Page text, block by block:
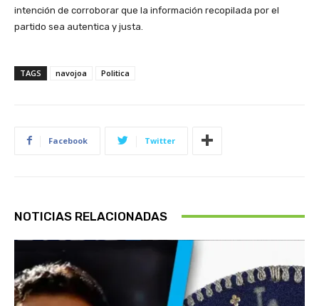
intención de corroborar que la información recopilada por el
partido sea autentica y justa.
TAGS navojoa Politica
Facebook Twitter
NOTICIAS RELACIONADAS